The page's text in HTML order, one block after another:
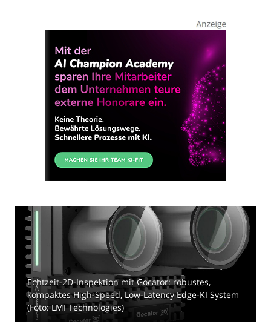
Echtzeit-2D-Inspektion mit Gocator: robustes,
kompaktes High-Speed, Low-Latency Edge-KI System
(Foto: LMI Technologies)